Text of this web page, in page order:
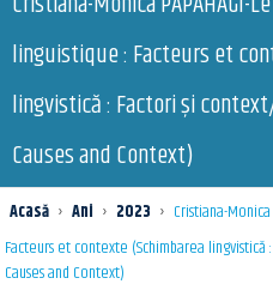
linguistique : Facteurs et
lingvistică : Factori și
Causes and Context)
Acasă › Ani › 2023 › Cristiana-
Facteurs et contexte (Schimbarea
Causes and Context)